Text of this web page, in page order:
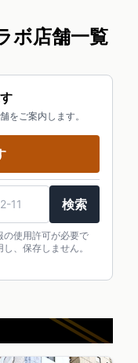
ボ店舗一覧
をご案内します。
検索
の使用許可が必要で
、保存しません。